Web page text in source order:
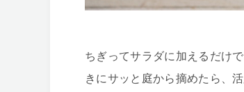
ちぎってサラダに加えるだけ
きにサッと庭から摘めたら、